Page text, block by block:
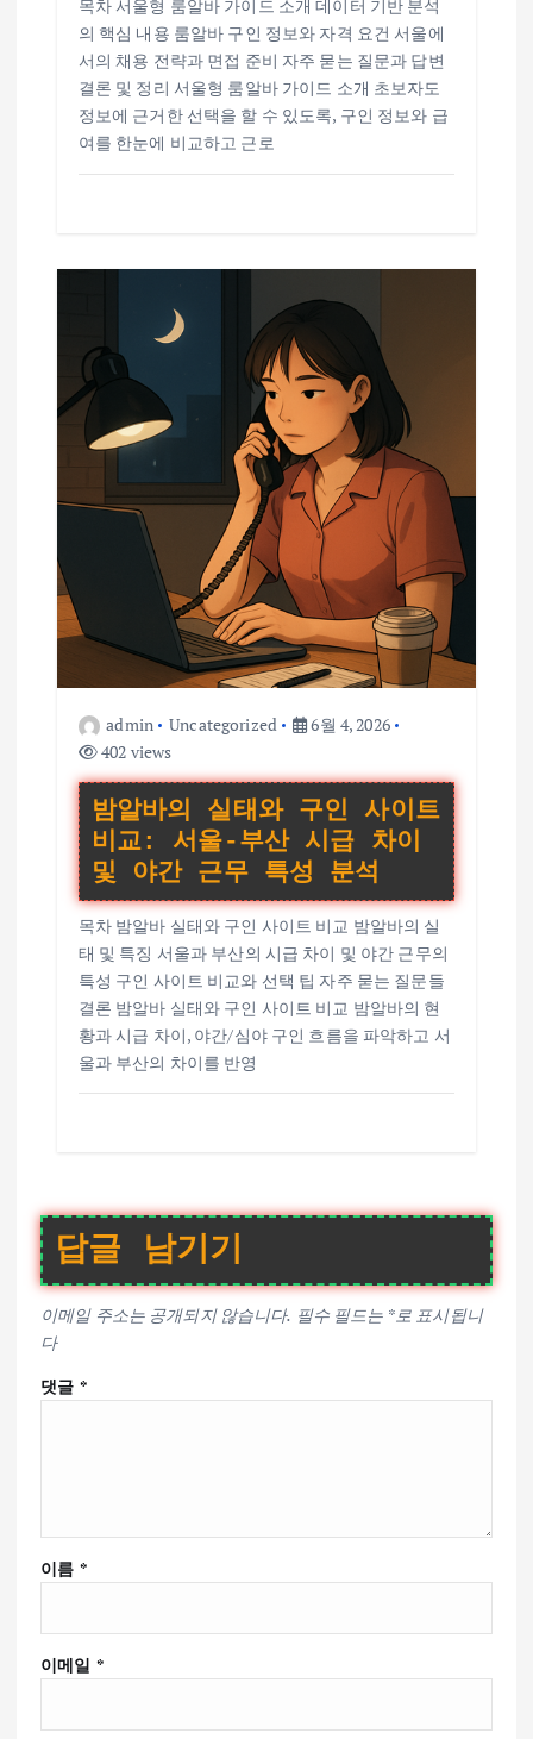
목차 서울형 룸알바 가이드 소개 데이터 기반 분석
의 핵심 내용 룸알바 구인 정보와 자격 요건 서울에
서의 채용 전략과 면접 준비 자주 묻는 질문과 답변
결론 및 정리 서울형 룸알바 가이드 소개 초보자도
정보에 근거한 선택을 할 수 있도록, 구인 정보와 급
여를 한눈에 비교하고 근로
admin Uncategorized
6월 4, 2026
402 views
밤알바의 실태와 구인 사이트
비교: 서울-부산 시급 차이
및 야간 근무 특성 분석
목차 밤알바 실태와 구인 사이트 비교 밤알바의 실
태 및 특징 서울과 부산의 시급 차이 및 야간 근무의
특성 구인 사이트 비교와 선택 팁 자주 묻는 질문들
결론 밤알바 실태와 구인 사이트 비교 밤알바의 현
황과 시급 차이, 야간/심야 구인 흐름을 파악하고 서
울과 부산의 차이를 반영
답글 남기기
이메일 주소는 공개되지 않습니다. 필수 필드는 *로 표시됩니
다
댓글 *
이름 *
이메일 *